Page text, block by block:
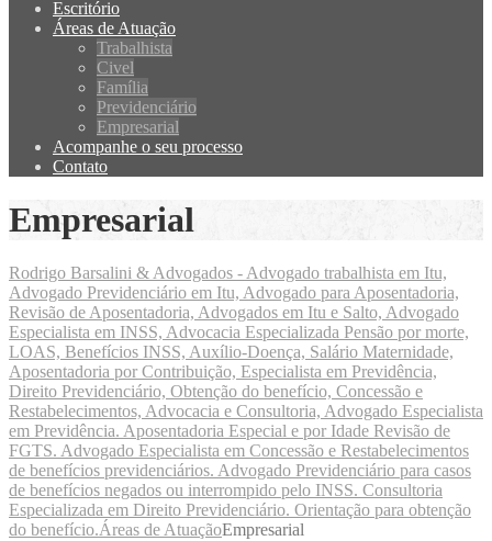
Escritório
Áreas de Atuação
Trabalhista
Civel
Família
Previdenciário
Empresarial
Acompanhe o seu processo
Contato
Empresarial
Rodrigo Barsalini & Advogados - Advogado trabalhista em Itu,
Advogado Previdenciário em Itu, Advogado para Aposentadoria,
Revisão de Aposentadoria, Advogados em Itu e Salto, Advogado
Especialista em INSS, Advocacia Especializada Pensão por morte,
LOAS, Benefícios INSS, Auxílio-Doença, Salário Maternidade,
Aposentadoria por Contribuição, Especialista em Previdência,
Direito Previdenciário, Obtenção do benefício, Concessão e
Restabelecimentos, Advocacia e Consultoria, Advogado Especialista
em Previdência. Aposentadoria Especial e por Idade Revisão de
FGTS. Advogado Especialista em Concessão e Restabelecimentos
de benefícios previdenciários. Advogado Previdenciário para casos
de benefícios negados ou interrompido pelo INSS. Consultoria
Especializada em Direito Previdenciário. Orientação para obtenção
do benefício.Áreas de AtuaçãoEmpresarial